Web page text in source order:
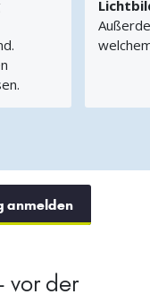
anmelden
vor der